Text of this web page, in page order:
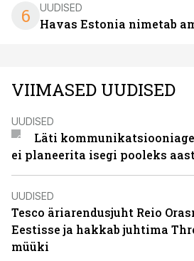
6 UUDISED
Havas Estonia nimetab
VIIMASED UUDISED
UUDISED
Läti
ei planeerita isegi pooleks
UUDISED
Tesco äriarendusjuht Reio
Eestisse ja hakkab juhtima
müüki